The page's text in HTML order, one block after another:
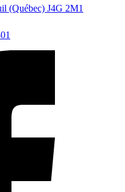
(Québec) J4G 2M1